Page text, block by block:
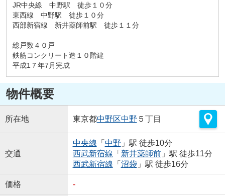
JR中央線 中野駅 徒歩１０分
東西線 中野駅 徒歩１０分
西部新宿線 新井薬師前駅 徒歩１１分
総戸数４０戸
鉄筋コンクリート造１０階建
平成1７年7月完成
物件概要
所在地 東京都中野区中野 ５丁目
交通
中央線 「 中野 」駅 徒歩10分
西武新宿線 「 新井薬師前」駅 徒歩11分
西武新宿線 「 沼袋 」駅 徒歩16分
価格 -